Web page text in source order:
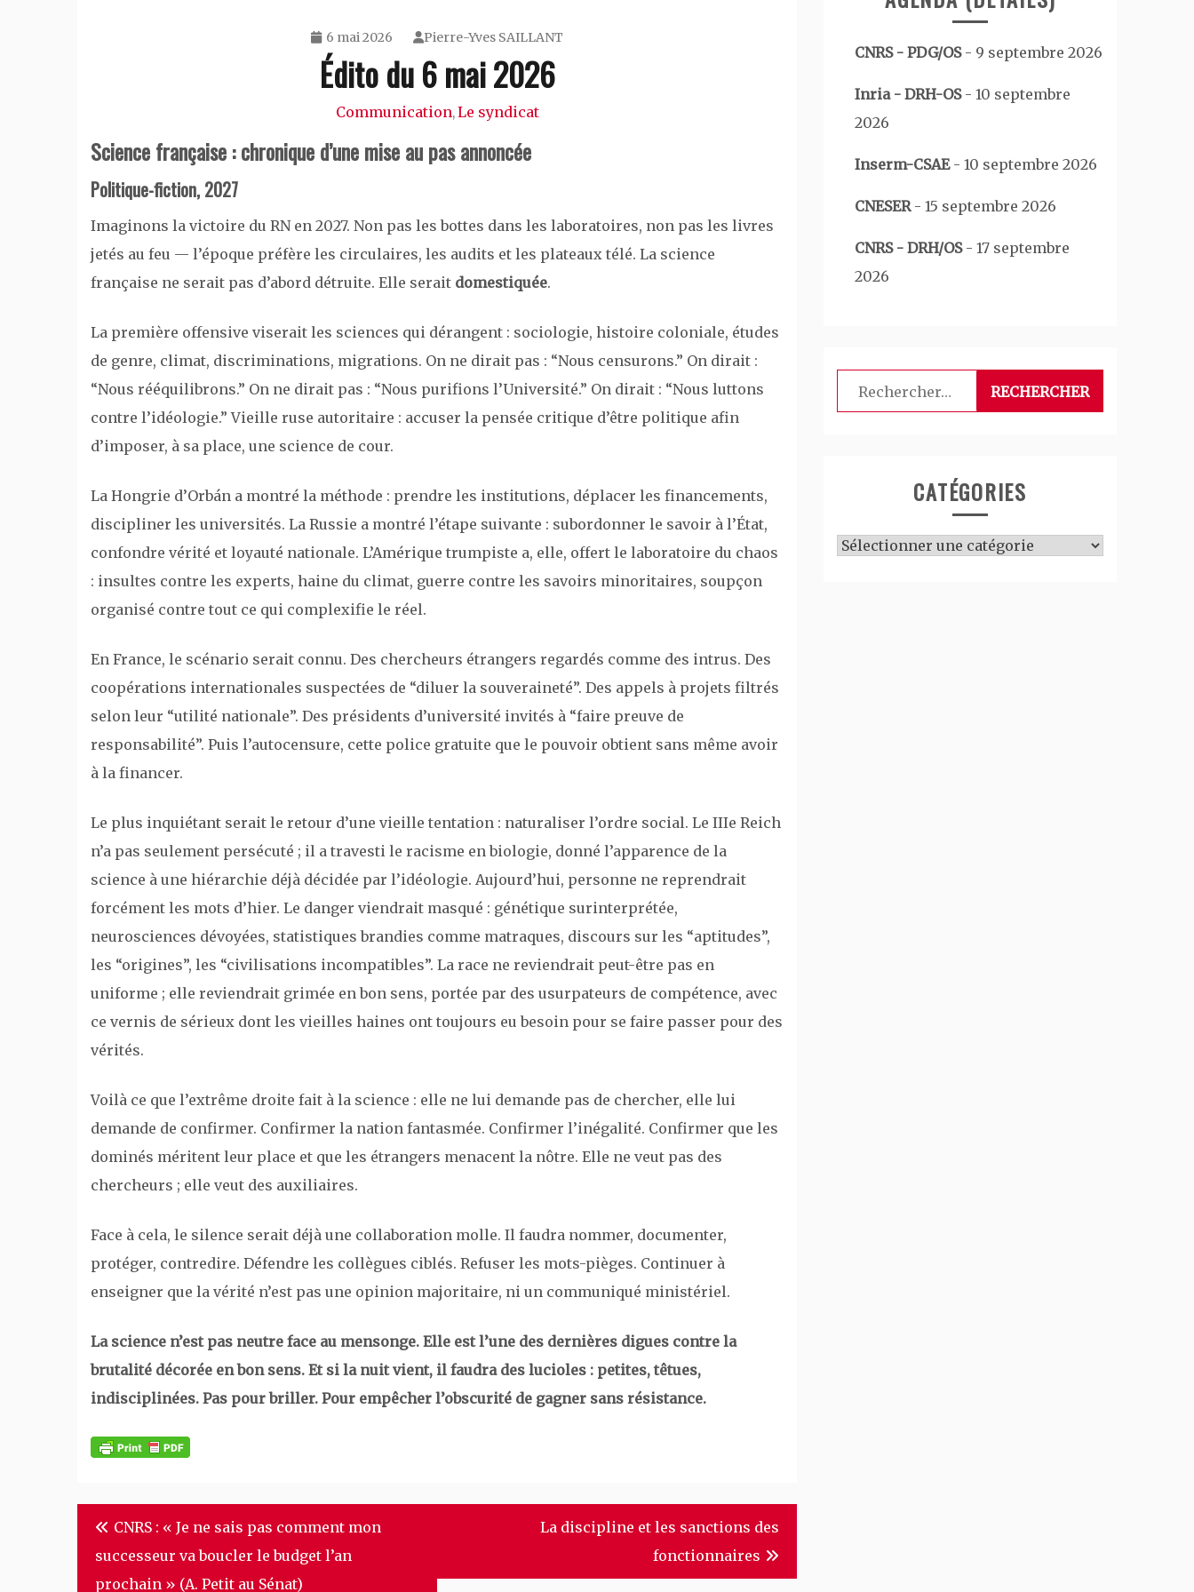
6 mai 2026 Pierre-Yves SAILLANT
Édito du 6 mai 2026
Communication,Le syndicat
Science française : chronique d’une mise au pas annoncée
Politique-fiction, 2027
Imaginons la victoire du RN en 2027. Non pas les bottes dans les laboratoires, non pas les livres
jetés au feu — l’époque préfère les circulaires, les audits et les plateaux télé. La science
française ne serait pas d’abord détruite. Elle serait domestiquée.
La première offensive viserait les sciences qui dérangent : sociologie, histoire coloniale, études
de genre, climat, discriminations, migrations. On ne dirait pas : “Nous censurons.” On dirait :
“Nous rééquilibrons.” On ne dirait pas : “Nous purifions l’Université.” On dirait : “Nous luttons
contre l’idéologie.” Vieille ruse autoritaire : accuser la pensée critique d’être politique afin
d’imposer, à sa place, une science de cour.
La Hongrie d’Orbán a montré la méthode : prendre les institutions, déplacer les financements,
discipliner les universités. La Russie a montré l’étape suivante : subordonner le savoir à l’État,
confondre vérité et loyauté nationale. L’Amérique trumpiste a, elle, offert le laboratoire du chaos
: insultes contre les experts, haine du climat, guerre contre les savoirs minoritaires, soupçon
organisé contre tout ce qui complexifie le réel.
En France, le scénario serait connu. Des chercheurs étrangers regardés comme des intrus. Des
coopérations internationales suspectées de “diluer la souveraineté”. Des appels à projets filtrés
selon leur “utilité nationale”. Des présidents d’université invités à “faire preuve de
responsabilité”. Puis l’autocensure, cette police gratuite que le pouvoir obtient sans même avoir
à la financer.
Le plus inquiétant serait le retour d’une vieille tentation : naturaliser l’ordre social. Le IIIe Reich
n’a pas seulement persécuté ; il a travesti le racisme en biologie, donné l’apparence de la
science à une hiérarchie déjà décidée par l’idéologie. Aujourd’hui, personne ne reprendrait
forcément les mots d’hier. Le danger viendrait masqué : génétique surinterprétée,
neurosciences dévoyées, statistiques brandies comme matraques, discours sur les “aptitudes”,
les “origines”, les “civilisations incompatibles”. La race ne reviendrait peut-être pas en
uniforme ; elle reviendrait grimée en bon sens, portée par des usurpateurs de compétence, avec
ce vernis de sérieux dont les vieilles haines ont toujours eu besoin pour se faire passer pour des
vérités.
Voilà ce que l’extrême droite fait à la science : elle ne lui demande pas de chercher, elle lui
demande de confirmer. Confirmer la nation fantasmée. Confirmer l’inégalité. Confirmer que les
dominés méritent leur place et que les étrangers menacent la nôtre. Elle ne veut pas des
chercheurs ; elle veut des auxiliaires.
Face à cela, le silence serait déjà une collaboration molle. Il faudra nommer, documenter,
protéger, contredire. Défendre les collègues ciblés. Refuser les mots-pièges. Continuer à
enseigner que la vérité n’est pas une opinion majoritaire, ni un communiqué ministériel.
La science n’est pas neutre face au mensonge. Elle est l’une des dernières digues contre la
brutalité décorée en bon sens. Et si la nuit vient, il faudra des lucioles : petites, têtues,
indisciplinées. Pas pour briller. Pour empêcher l’obscurité de gagner sans résistance.
Navigation
l’article
CNRS : « Je ne sais pas comment mon
successeur va boucler le budget l’an
prochain » (A. Petit au Sénat)
La discipline et les sanctions des
fonctionnaires
CNRS - PDG/OS- 9 septembre 2026
Inria - DRH-OS- 10 septembre
2026
Inserm-CSAE- 10 septembre 2026
CNESER- 15 septembre 2026
CNRS - DRH/OS- 17 septembre
2026
Rechercher :
CATÉGORIES
Catégories